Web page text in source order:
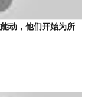
动，他们开始为所